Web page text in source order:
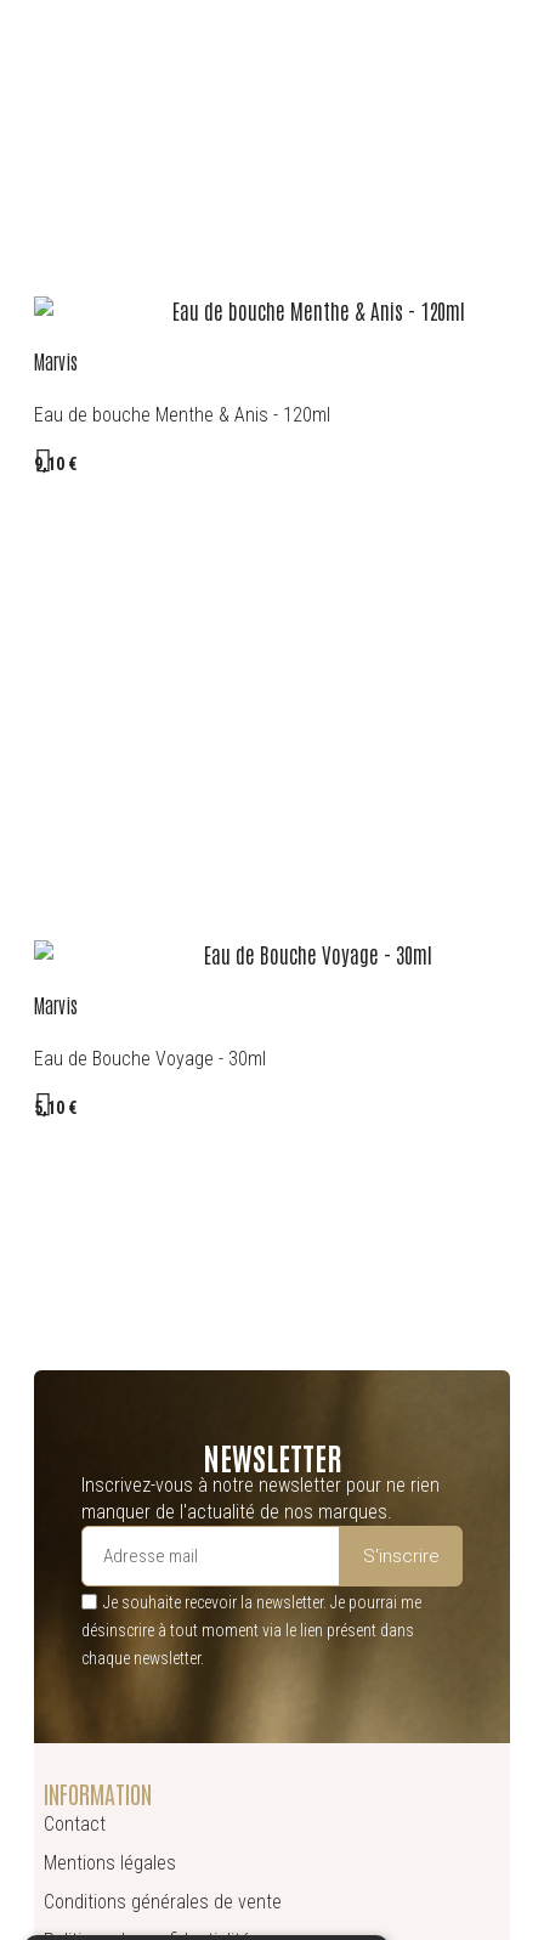
Marvis
Eau de bouche Menthe & Anis - 120ml
9,10 €
Marvis
Eau de Bouche Voyage - 30ml
5,10 €
INFORMATION
Contact
Mentions légales
Conditions générales de vente
NEWSLETTER
Inscrivez-vous à notre newsletter pour ne rien
manquer de l'actualité de nos marques.
S'inscrire
Je souhaite recevoir la newsletter. Je pourrai me
désinscrire à tout moment via le lien présent dans
chaque newsletter.